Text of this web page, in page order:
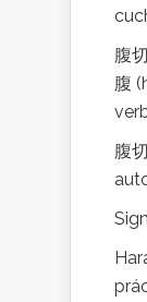
腹
腹
腹